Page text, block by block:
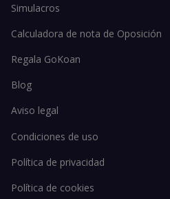
Simulacros
Calculadora de nota de Oposición
Regala GoKoan
Blog
Aviso legal
Condiciones de uso
Política de privacidad
Política de cookies